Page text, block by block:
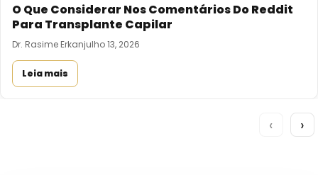
O Que Considerar Nos Comentários Do Reddit
Para Transplante Capilar
Dr. Rasime Erkanjulho 13, 2026
Leia mais
‹ ›